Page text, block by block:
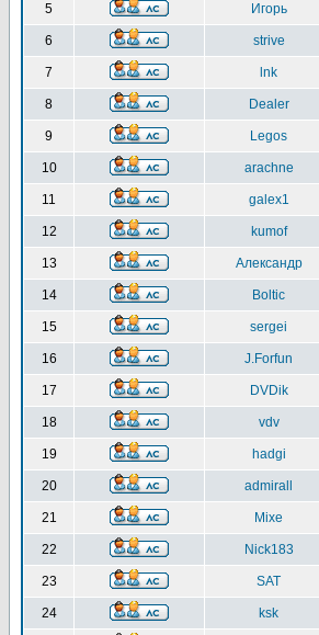
5 Игорь
6 strive
7 lnk
8 Dealer
9 Legos
10 arachne
11 galex1
12 kumof
13 Александр
14 Boltic
15 sergei
16 J.Forfun
17 DVDik
18 vdv
19 hadgi
20 admirall
21 Mixe
22 Nick183
23 SAT
24 ksk